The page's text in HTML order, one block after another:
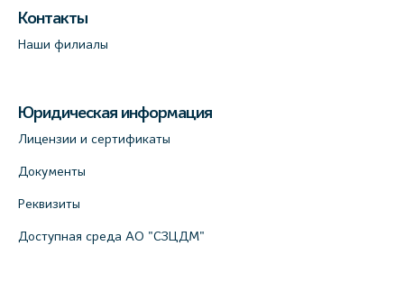
Контакты
Наши филиалы
Юридическая информация
Лицензии и сертификаты
Документы
Реквизиты
Доступная среда АО "СЗЦДМ"